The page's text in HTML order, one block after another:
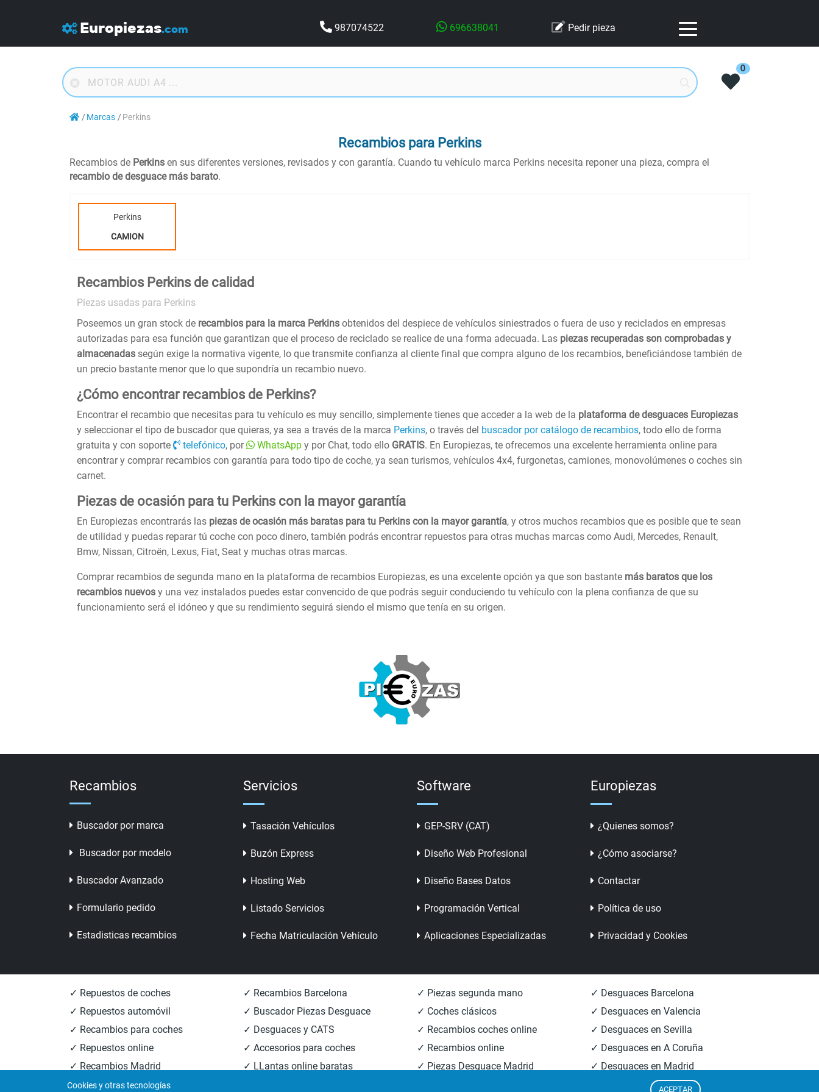
Europiezas.com 987074522 696638041 Pedir pieza
0
Marcas Perkins
Recambios para Perkins
Recambios de Perkins en sus diferentes versiones, revisados y con garantía. Cuando tu vehículo marca Perkins necesita reponer una pieza, compra el
recambio de desguace más barato.
Perkins
CAMION
Recambios Perkins de calidad
Piezas usadas para Perkins
Poseemos un gran stock de recambios para la marca Perkins obtenidos del despiece de vehículos siniestrados o fuera de uso y reciclados en empresas
autorizadas para esa función que garantizan que el proceso de reciclado se realice de una forma adecuada. Las piezas recuperadas son comprobadas y
almacenadas según exige la normativa vigente, lo que transmite confianza al cliente final que compra alguno de los recambios, beneficiándose también de
un precio bastante menor que lo que supondría un recambio nuevo.
¿Cómo encontrar recambios de Perkins?
Encontrar el recambio que necesitas para tu vehículo es muy sencillo, simplemente tienes que acceder a la web de la plataforma de desguaces Europiezas
y seleccionar el tipo de buscador que quieras, ya sea a través de la marca Perkins, o través del buscador por catálogo de recambios, todo ello de forma
gratuita y con soporte
telefónico, por WhatsApp y por Chat, todo ello GRATIS. En Europiezas, te ofrecemos una excelente herramienta online para
encontrar y comprar recambios con garantía para todo tipo de coche, ya sean turismos, vehículos 4x4, furgonetas, camiones, monovolúmenes o coches sin
carnet.
Piezas de ocasión para tu Perkins con la mayor garantía
En Europiezas encontrarás las piezas de ocasión más baratas para tu Perkins con la mayor garantía, y otros muchos recambios que es posible que te sean
de utilidad y puedas reparar tú coche con poco dinero, también podrás encontrar repuestos para otras muchas marcas como Audi, Mercedes, Renault,
Bmw, Nissan, Citroën, Lexus, Fiat, Seat y muchas otras marcas.
Comprar recambios de segunda mano en la plataforma de recambios Europiezas, es una excelente opción ya que son bastante más baratos que los
recambios nuevos y una vez instalados puedes estar convencido de que podrás seguir conduciendo tu vehículo con la plena confianza de que su
funcionamiento será el idóneo y que su rendimiento seguirá siendo el mismo que tenía en su origen.
Recambios
Buscador por marca
Buscador por modelo
Buscador Avanzado
Formulario pedido
Estadisticas recambios
Servicios
Tasación Vehículos
Buzón Express
Hosting Web
Listado Servicios
Fecha Matriculación Vehículo
Software
GEP-SRV (CAT)
Diseño Web Profesional
Diseño Bases Datos
Programación Vertical
Aplicaciones Especializadas
Europiezas
¿Quienes somos?
¿Cómo asociarse?
Contactar
Política de uso
Privacidad y Cookies
✓ Repuestos de coches
✓ Repuestos automóvil
✓ Recambios para coches
✓ Repuestos online
✓ Recambios Madrid
✓ Recambios Valencia
✓ Recambios Barcelona
✓ Buscador Piezas Desguace
✓ Desguaces y CATS
✓ Accesorios para coches
✓ LLantas online baratas
✓ Piezas segunda mano
✓ Coches clásicos
✓ Recambios coches online
✓ Recambios online
✓ Piezas Desguace Madrid
✓ Desguaces Barcelona
✓ Desguaces en Valencia
✓ Desguaces en Sevilla
✓ Desguaces en A Coruña
✓ Desguaces en Madrid
✓ Informacion Desguaces
Cookies y otras tecnologías ACEPTAR